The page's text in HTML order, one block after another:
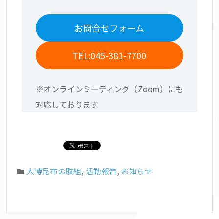
お問合せフォーム
TEL:045-381-7700
※オンラインミーティング（Zoom）にも
対応しております
大博昆布の取組, 活動報告, お知らせ